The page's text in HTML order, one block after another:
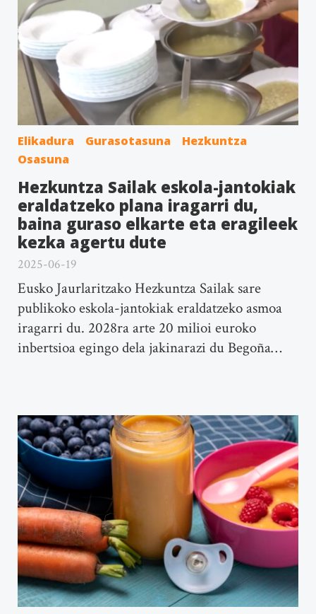
Elikadura Gurasotasuna
Hezkuntza
Osasuna
Hezkuntza Sailak eskola-jantokiak
eraldatzeko plana iragarri du,
baina guraso elkarte eta eragileek
kezka agertu dute
2025-06-19
Eusko Jaurlaritzako Hezkuntza Sailak sare
publikoko eskola-jantokiak eraldatzeko asmoa
iragarri du. 2028ra arte 20 milioi euroko
inbertsioa egingo dela jakinarazi du Begoña…